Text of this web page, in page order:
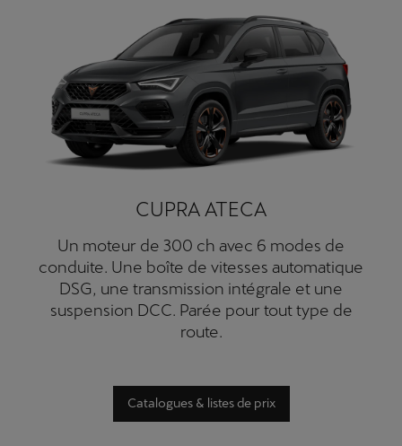
CUPRA ATECA
Un moteur de 300 ch avec 6 modes de
conduite. Une boîte de vitesses automatique
DSG, une transmission intégrale et une
suspension DCC. Parée pour tout type de
route.
Catalogues & listes de prix